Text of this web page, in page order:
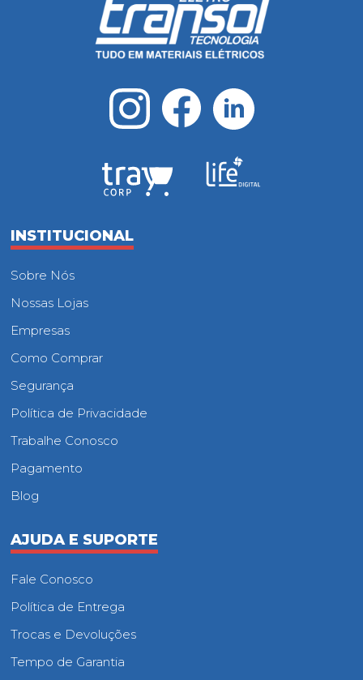
INSTITUCIONAL
Sobre Nós
Nossas Lojas
Empresas
Como Comprar
Segurança
Política de Privacidade
Trabalhe Conosco
Pagamento
Blog
AJUDA E SUPORTE
Fale Conosco
Política de Entrega
Trocas e Devoluções
Tempo de Garantia